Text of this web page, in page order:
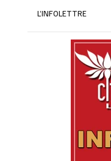
L’INFOLETTRE